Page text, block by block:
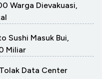
Warga Dievakuasi,
Sushi Masuk Bui,
Miliar
Data Center